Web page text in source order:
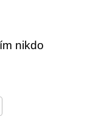
nikdo